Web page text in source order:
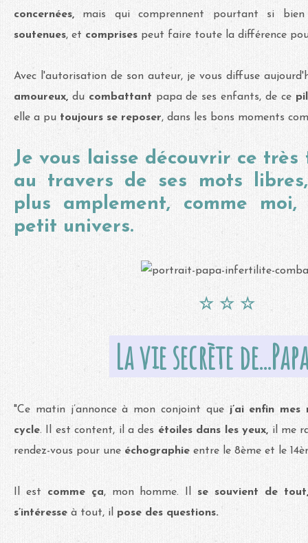
concernées, mais qui comprennent pourtant si
soutenues, et comprises peut faire toute la différence
Avec l'autorisation de son auteur, je vous diffuse
amoureux, du combattant papa de ses enfants, de ce
elle a pu toujours se reposer, dans les bons moments
Je vous laisse découvrir ce
au travers de ses mots
plus amplement, comme
petit univers.
☆ ☆ ☆
La vie secrète
"Ce matin j’annonce à mon conjoint quej’ai enfin mes
cycle. Il est content, il a des étoiles dans les yeux, il me
rendez-vous pour une échographie entre le 8ème et le
Il est comme ça, mon homme. Il se souvient de tout,
s’intéresse à tout, il pose des questions.